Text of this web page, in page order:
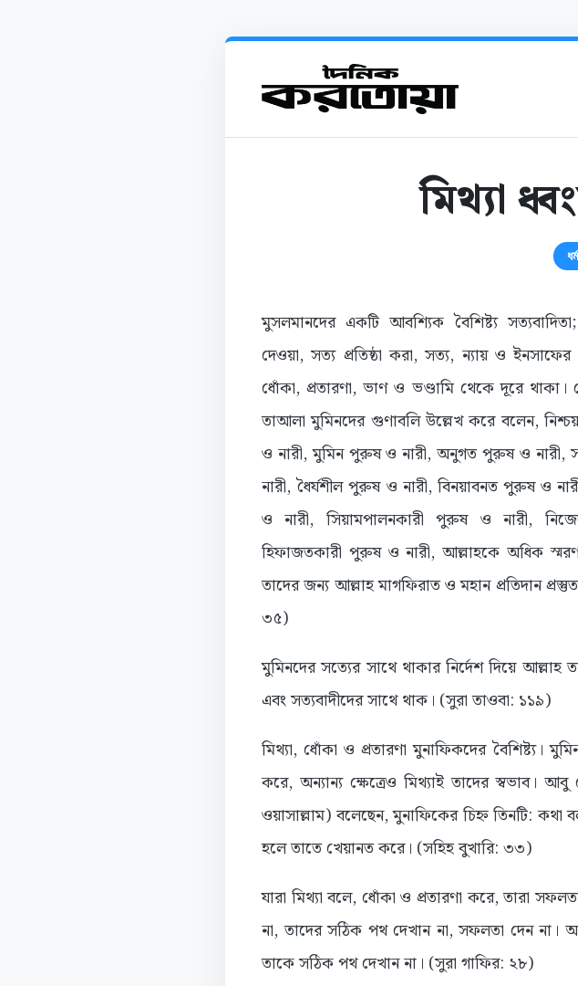
মিথ্যা
ধর্ম
মুসলমানদের একটি আবশ্যিক বৈশিষ্ট্য
দেওয়া, সত্য প্রতিষ্ঠা করা, সত্য, ন্যায় ও ইনসাফের
ধোঁকা, প্রতারণা, ভাণ ও ভণ্ডামি থেকে দূরে
তাআলা মুমিনদের গুণাবলি উল্লেখ করে বলেন,
ও নারী, মুমিন পুরুষ ও নারী, অনুগত পুরুষ ও নারী,
নারী, ধৈর্যশীল পুরুষ ও নারী, বিনয়াবনত পুরুষ ও
ও নারী, সিয়ামপালনকারী পুরুষ ও নারী,
হিফাজতকারী পুরুষ ও নারী, আল্লাহকে অধিক
তাদের জন্য আল্লাহ মাগফিরাত ও মহান প্রতিদান
৩৫)
মুমিনদের সত্যের সাথে থাকার নির্দেশ দিয়ে
এবং সত্যবাদীদের সাথে থাক। (সুরা তাওবা: ১১৯)
মিথ্যা, ধোঁকা ও প্রতারণা মুনাফিকদের বৈশিষ্ট্য।
করে, অন্যান্য ক্ষেত্রেও মিথ্যাই তাদের স্বভাব।
ওয়াসাল্লাম) বলেছেন, মুনাফিকের চিহ্ন তিনটি:
হলে তাতে খেয়ানত করে। (সহিহ বুখারি: ৩৩)
যারা মিথ্যা বলে, ধোঁকা ও প্রতারণা করে, তারা
না, তাদের সঠিক পথ দেখান না, সফলতা দেন না।
তাকে সঠিক পথ দেখান না। (সুরা গাফির: ২৮)